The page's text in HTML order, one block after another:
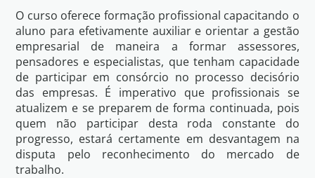
Quero Saber Mais
O curso oferece formação profissional capacitando o
aluno para efetivamente auxiliar e orientar a gestão
empresarial de maneira a formar assessores,
pensadores e especialistas, que tenham capacidade
de participar em consórcio no processo decisório
das empresas. É imperativo que profissionais se
atualizem e se preparem de forma continuada, pois
quem não participar desta roda constante do
progresso, estará certamente em desvantagem na
disputa pelo reconhecimento do mercado de
trabalho.